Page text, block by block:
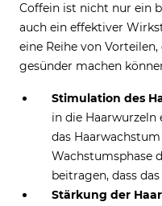
Coffein ist nicht nur ein
auch ein effektiver
eine Reihe von
gesünder machen
Stimulation des
in die
das
Wachstumsphase
beitragen, dass
Stärkung der